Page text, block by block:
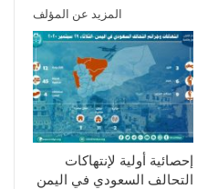
المزيد عن المؤلف
إحصائية أولية لإنتهاكات
التحالف السعودي في اليمن